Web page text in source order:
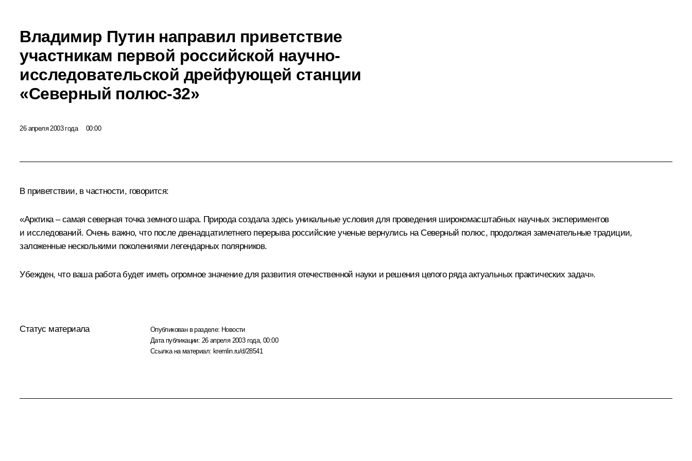
Владимир Путин направил приветствие
участникам первой российской научно-
исследовательской дрейфующей станции
«Северный полюс-32»
26 апреля 2003 года 00:00
В приветствии, в частности, говорится:
«Арктика – самая северная точка земного шара. Природа создала здесь уникальные условия для проведения широкомасштабных научных экспериментов
и исследований. Очень важно, что после двенадцатилетнего перерыва российские ученые вернулись на Северный полюс, продолжая замечательные традиции,
заложенные несколькими поколениями легендарных полярников.
Убежден, что ваша работа будет иметь огромное значение для развития отечественной науки и решения целого ряда актуальных практических задач».
Статус материала Опубликован в разделе: Новости
Дата публикации: 26 апреля 2003 года, 00:00
Ссылка на материал: kremlin.ru/d/28541